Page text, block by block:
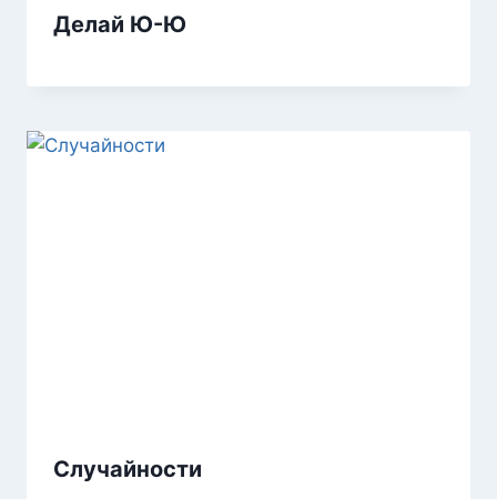
Делай Ю-Ю
Случайности